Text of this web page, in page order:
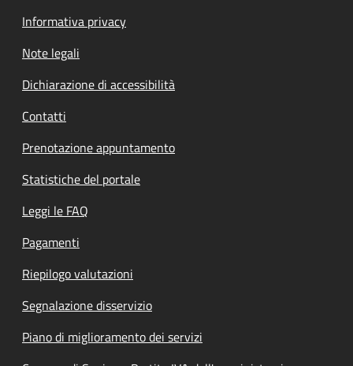
Informativa privacy
Note legali
Dichiarazione di accessibilità
Contatti
Prenotazione appuntamento
Statistiche del portale
Leggi le FAQ
Pagamenti
Riepilogo valutazioni
Segnalazione disservizio
Piano di miglioramento dei servizi